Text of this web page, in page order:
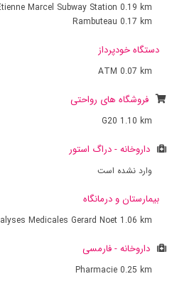
Marcel Subway Station 0.19 km
Rambuteau 0.17 km
دستگاه خودپرداز
ATM 0.07 km
فروشگاه های رواحتی
G20 1.10 km
داروخانه - دراگ استور
وارد نشده است
بیمارستان و درمانگاه
Medicales Gerard Noet 1.06 km
داروخانه - فارمسی
Pharmacie 0.25 km